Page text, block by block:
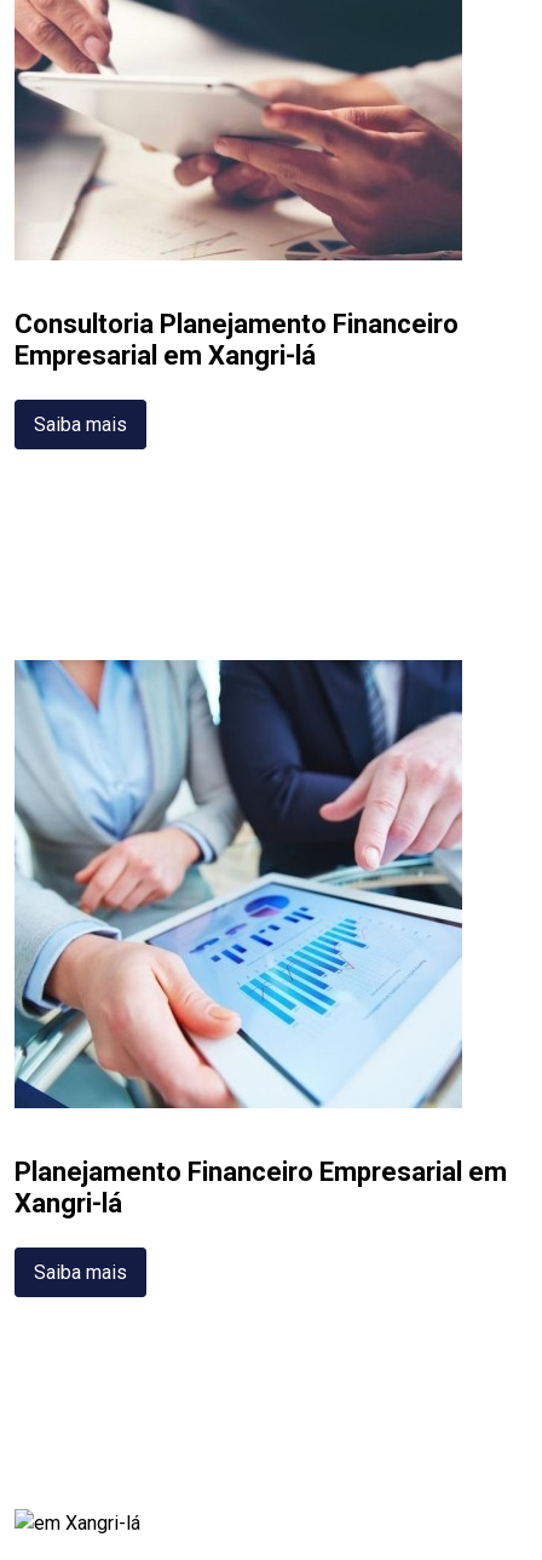
Consultoria Planejamento Financeiro
Empresarial em Xangri-lá
Saiba mais
Planejamento Financeiro Empresarial em
Xangri-lá
Saiba mais